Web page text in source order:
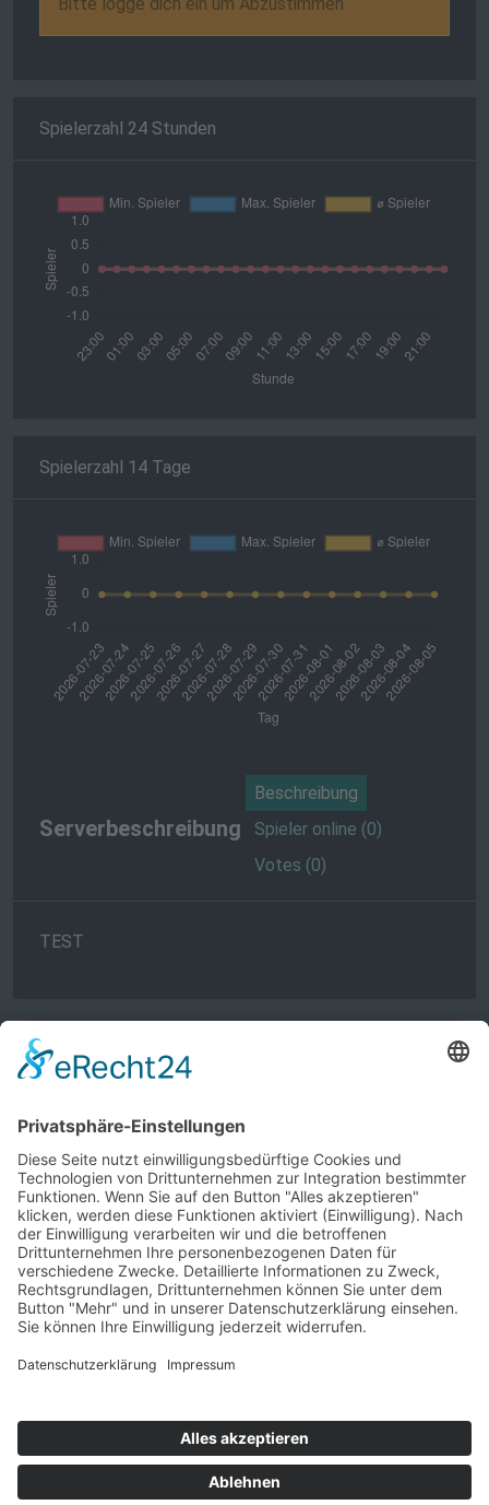
Spielerzahl 24 Stunden
Spielerzahl 14 Tage
Serverbeschreibung
Beschreibung
Spieler online (0)
Votes (0)
TEST
Weitere Server von YZ | YOngYOUngZ
PalWorld Server mieten
Deutsche PalWorld Serverliste
International PalWorld Serverlist Server hinzufügen
Discord
© 2026 www.palserver.de
Impressum